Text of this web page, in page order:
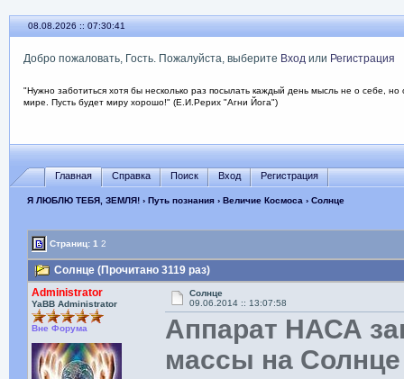
08.08.2026 :: 07:30:42
Добро пожаловать, Гость. Пожалуйста, выберите Входили Регистрация
"Нужно заботиться хотя бы несколько раз посылать каждый день мысль не о себе, но
мире. Пусть будет миру хорошо!" (Е.И.Рерих "Агни Йога")
Главная Справка Поиск Вход Регистрация
Я ЛЮБЛЮ ТЕБЯ, ЗЕМЛЯ!› Путь познания› Величие Космоса › Солнце
Страниц:1 2
Солнце (Прочитано 3119 раз)
Administrator
YaBB Administrator
Вне Форума
Солнце
09.06.2014 :: 13:07:58
Аппарат НАСА
массы на Солнце